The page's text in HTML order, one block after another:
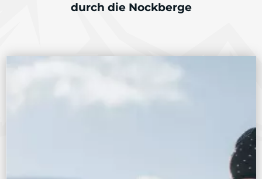
durch die Nockberge